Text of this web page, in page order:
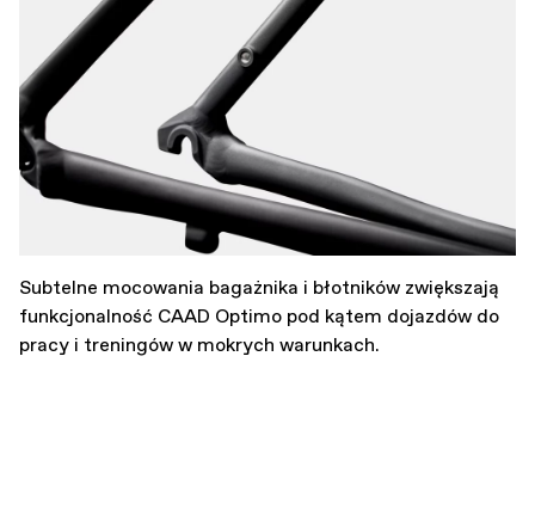
Subtelne mocowania bagażnika i błotników zwiększają
funkcjonalność CAAD Optimo pod kątem dojazdów do
pracy i treningów w mokrych warunkach.